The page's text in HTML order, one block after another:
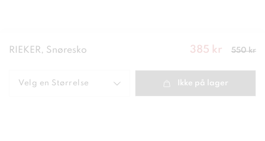
RIEKER, Snøresko
Nåværende
krForrige
pris
385 kr 550 kr
Velg en Størrelse Ikke på lager